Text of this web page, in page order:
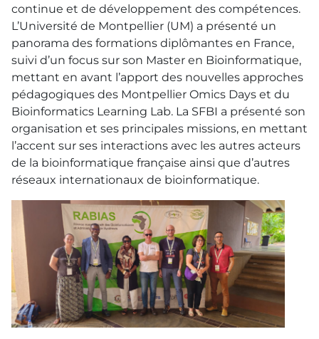
continue et de développement des compétences.
L’Université de Montpellier (UM) a présenté un
panorama des formations diplômantes en France,
suivi d’un focus sur son Master en Bioinformatique,
mettant en avant l’apport des nouvelles approches
pédagogiques des Montpellier Omics Days et du
Bioinformatics Learning Lab. La SFBI a présenté son
organisation et ses principales missions, en mettant
l’accent sur ses interactions avec les autres acteurs
de la bioinformatique française ainsi que d’autres
réseaux internationaux de bioinformatique.